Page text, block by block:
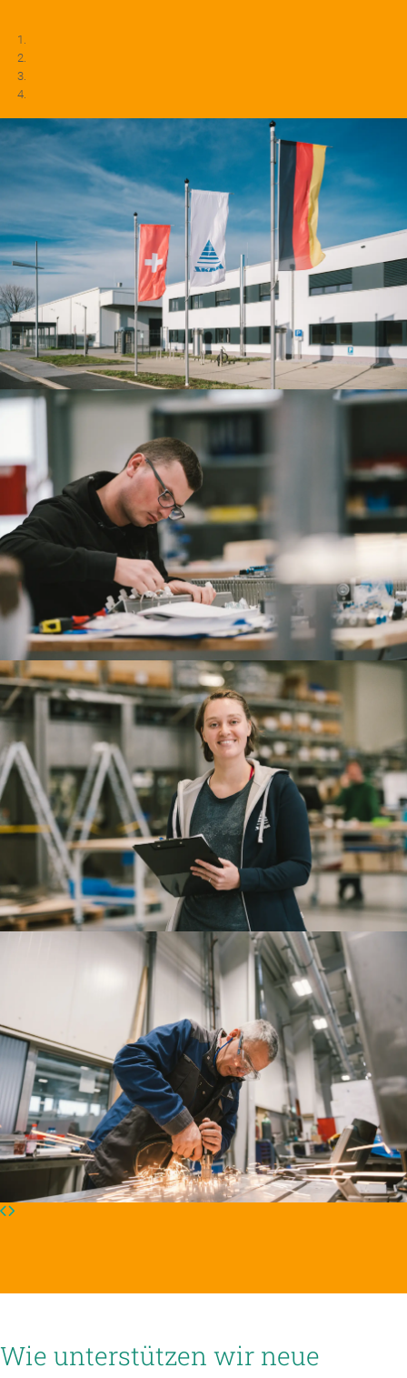
Wie unterstützen wir neue